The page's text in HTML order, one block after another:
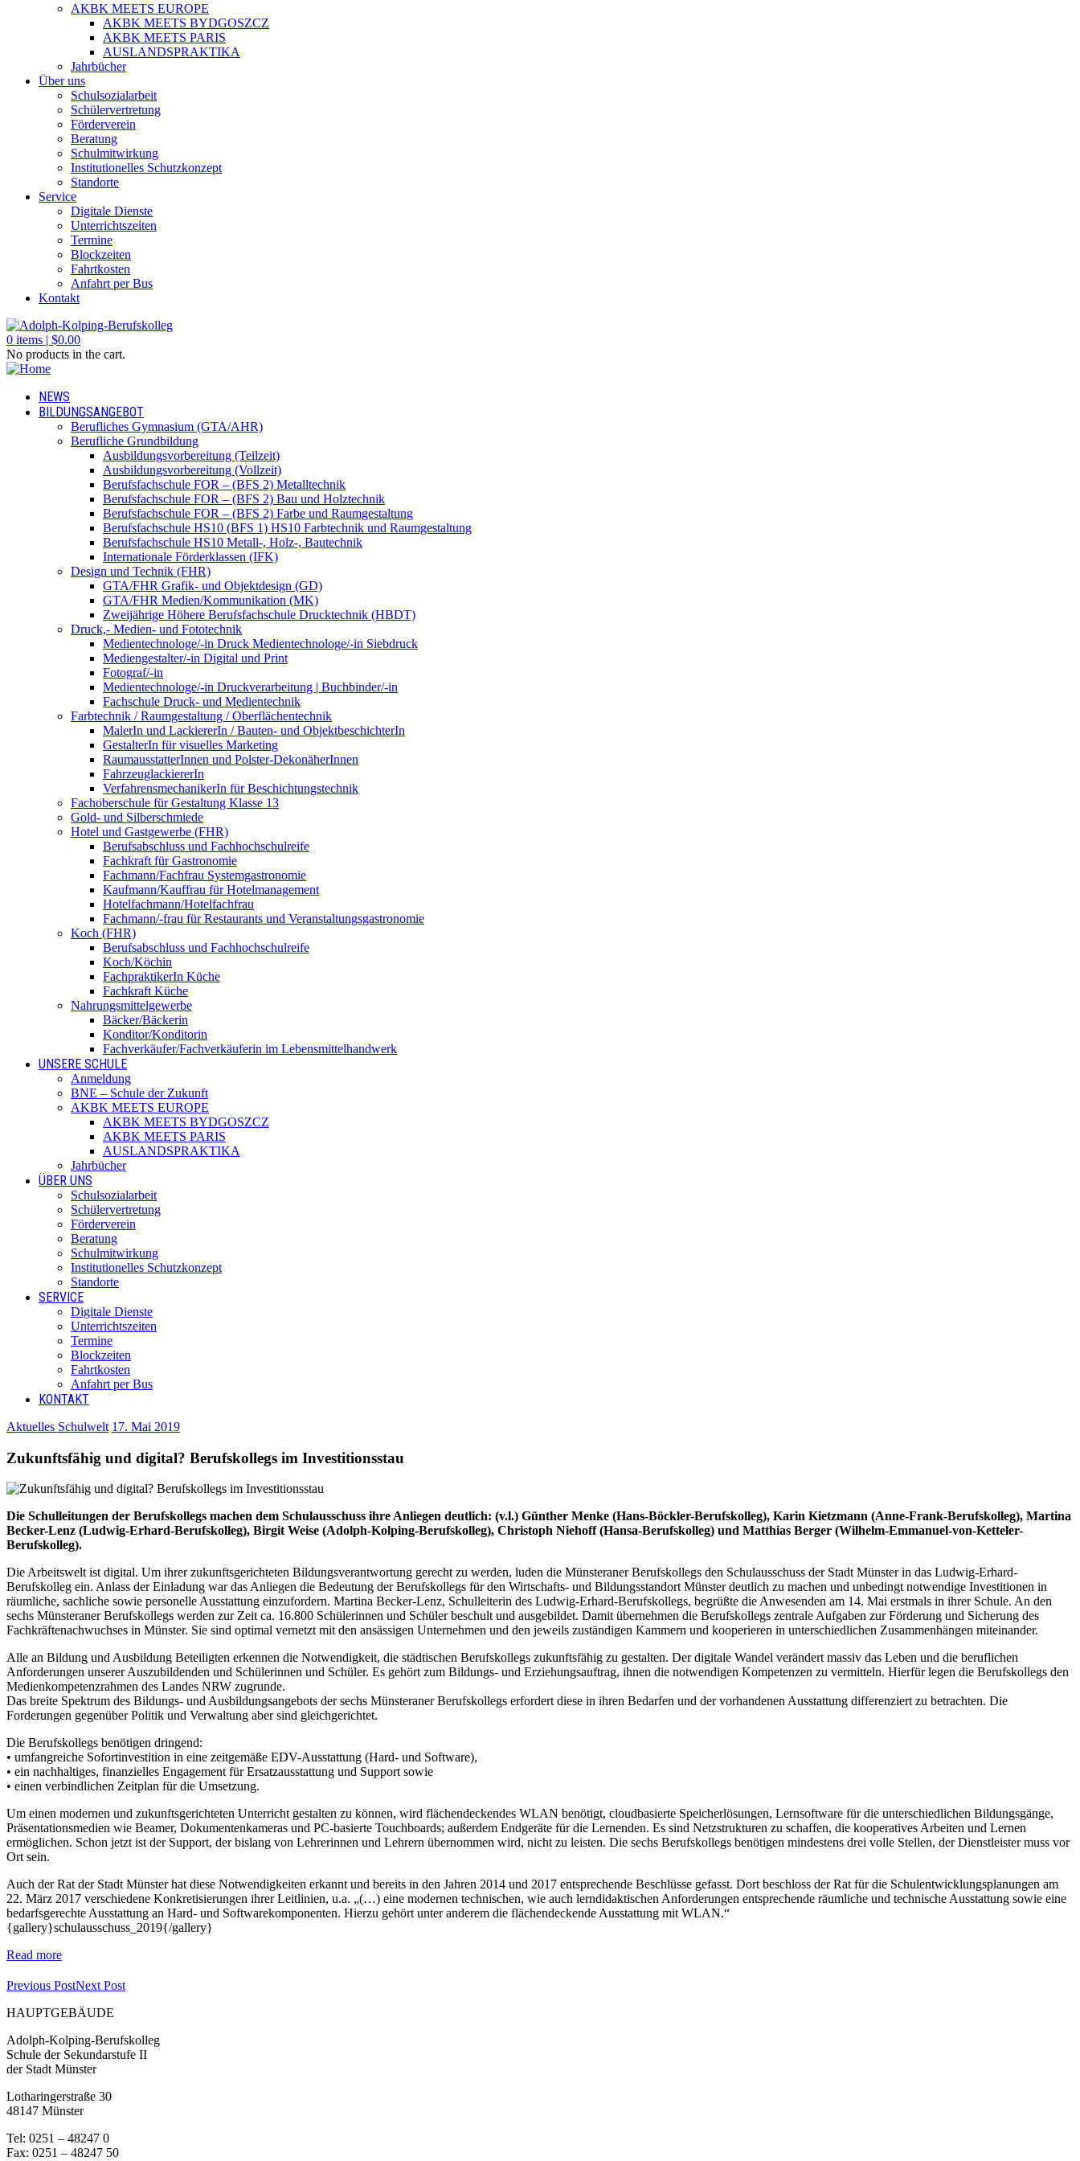
AKBK MEETS EUROPE
AKBK MEETS BYDGOSZCZ
AKBK MEETS PARIS
AUSLANDSPRAKTIKA
Jahrbücher
Über uns
Schulsozialarbeit
Schülervertretung
Förderverein
Beratung
Schulmitwirkung
Institutionelles Schutzkonzept
Standorte
Service
Digitale Dienste
Unterrichtszeiten
Termine
Blockzeiten
Fahrtkosten
Anfahrt per Bus
Kontakt
0 items | $0.00
No products in the cart.
NEWS
BILDUNGSANGEBOT
Berufliches Gymnasium (GTA/AHR)
Berufliche Grundbildung
Ausbildungsvorbereitung (Teilzeit)
Ausbildungsvorbereitung (Vollzeit)
Berufsfachschule FOR – (BFS 2) Metalltechnik
Berufsfachschule FOR – (BFS 2) Bau und Holztechnik
Berufsfachschule FOR – (BFS 2) Farbe und Raumgestaltung
Berufsfachschule HS10 (BFS 1) HS10 Farbtechnik und Raumgestaltung
Berufsfachschule HS10 Metall-, Holz-, Bautechnik
Internationale Förderklassen (IFK)
Design und Technik (FHR)
GTA/FHR Grafik- und Objektdesign (GD)
GTA/FHR Medien/Kommunikation (MK)
Zweijährige Höhere Berufsfachschule Drucktechnik (HBDT)
Druck,- Medien- und Fototechnik
Medientechnologe/-in Druck Medientechnologe/-in Siebdruck
Mediengestalter/-in Digital und Print
Fotograf/-in
Medientechnologe/-in Druckverarbeitung | Buchbinder/-in
Fachschule Druck- und Medientechnik
Farbtechnik / Raumgestaltung / Oberflächentechnik
MalerIn und LackiererIn / Bauten- und ObjektbeschichterIn
GestalterIn für visuelles Marketing
RaumausstatterInnen und Polster-DekonäherInnen
FahrzeuglackiererIn
VerfahrensmechanikerIn für Beschichtungstechnik
Fachoberschule für Gestaltung Klasse 13
Gold- und Silberschmiede
Hotel und Gastgewerbe (FHR)
Berufsabschluss und Fachhochschulreife
Fachkraft für Gastronomie
Fachmann/Fachfrau Systemgastronomie
Kaufmann/Kauffrau für Hotelmanagement
Hotelfachmann/Hotelfachfrau
Fachmann/-frau für Restaurants und Veranstaltungsgastronomie
Koch (FHR)
Berufsabschluss und Fachhochschulreife
Koch/Köchin
FachpraktikerIn Küche
Fachkraft Küche
Nahrungsmittelgewerbe
Bäcker/Bäckerin
Konditor/Konditorin
Fachverkäufer/Fachverkäuferin im Lebensmittelhandwerk
UNSERE SCHULE
Anmeldung
BNE – Schule der Zukunft
AKBK MEETS EUROPE
AKBK MEETS BYDGOSZCZ
AKBK MEETS PARIS
AUSLANDSPRAKTIKA
Jahrbücher
ÜBER UNS
Schulsozialarbeit
Schülervertretung
Förderverein
Beratung
Schulmitwirkung
Institutionelles Schutzkonzept
Standorte
SERVICE
Digitale Dienste
Unterrichtszeiten
Termine
Blockzeiten
Fahrtkosten
Anfahrt per Bus
KONTAKT
Aktuelles Schulwelt 17. Mai 2019
Zukunftsfähig und digital? Berufskollegs im Investitionsstau
Die Schulleitungen der Berufskollegs machen dem Schulausschuss ihre Anliegen deutlich: (v.l.) Günther Menke (Hans-Böckler-Berufskolleg), Karin Kietzmann (Anne-Frank-Berufskolleg), Martina
Becker-Lenz (Ludwig-Erhard-Berufskolleg), Birgit Weise (Adolph-Kolping-Berufskolleg), Christoph Niehoff (Hansa-Berufskolleg) und Matthias Berger (Wilhelm-Emmanuel-von-Ketteler-
Berufskolleg).
Die Arbeitswelt ist digital. Um ihrer zukunftsgerichteten Bildungsverantwortung gerecht zu werden, luden die Münsteraner Berufskollegs den Schulausschuss der Stadt Münster in das Ludwig-Erhard-
Berufskolleg ein. Anlass der Einladung war das Anliegen die Bedeutung der Berufskollegs für den Wirtschafts- und Bildungsstandort Münster deutlich zu machen und unbedingt notwendige Investitionen in
räumliche, sachliche sowie personelle Ausstattung einzufordern. Martina Becker-Lenz, Schulleiterin des Ludwig-Erhard-Berufskollegs, begrüßte die Anwesenden am 14. Mai erstmals in ihrer Schule. An den
sechs Münsteraner Berufskollegs werden zur Zeit ca. 16.800 Schülerinnen und Schüler beschult und ausgebildet. Damit übernehmen die Berufskollegs zentrale Aufgaben zur Förderung und Sicherung des
Fachkräftenachwuchses in Münster. Sie sind optimal vernetzt mit den ansässigen Unternehmen und den jeweils zuständigen Kammern und kooperieren in unterschiedlichen Zusammenhängen miteinander.
Alle an Bildung und Ausbildung Beteiligten erkennen die Notwendigkeit, die städtischen Berufskollegs zukunftsfähig zu gestalten. Der digitale Wandel verändert massiv das Leben und die beruflichen
Anforderungen unserer Auszubildenden und Schülerinnen und Schüler. Es gehört zum Bildungs- und Erziehungsauftrag, ihnen die notwendigen Kompetenzen zu vermitteln. Hierfür legen die Berufskollegs den
Medienkompetenzrahmen des Landes NRW zugrunde.
Das breite Spektrum des Bildungs- und Ausbildungsangebots der sechs Münsteraner Berufskollegs erfordert diese in ihren Bedarfen und der vorhandenen Ausstattung differenziert zu betrachten. Die
Forderungen gegenüber Politik und Verwaltung aber sind gleichgerichtet.
Die Berufskollegs benötigen dringend:
• umfangreiche Sofortinvestition in eine zeitgemäße EDV-Ausstattung (Hard- und Software),
• ein nachhaltiges, finanzielles Engagement für Ersatzausstattung und Support sowie
• einen verbindlichen Zeitplan für die Umsetzung.
Um einen modernen und zukunftsgerichteten Unterricht gestalten zu können, wird flächendeckendes WLAN benötigt, cloudbasierte Speicherlösungen, Lernsoftware für die unterschiedlichen Bildungsgänge,
Präsentationsmedien wie Beamer, Dokumentenkameras und PC-basierte Touchboards; außerdem Endgeräte für die Lernenden. Es sind Netzstrukturen zu schaffen, die kooperatives Arbeiten und Lernen
ermöglichen. Schon jetzt ist der Support, der bislang von Lehrerinnen und Lehrern übernommen wird, nicht zu leisten. Die sechs Berufskollegs benötigen mindestens drei volle Stellen, der Dienstleister muss vor
Ort sein.
Auch der Rat der Stadt Münster hat diese Notwendigkeiten erkannt und bereits in den Jahren 2014 und 2017 entsprechende Beschlüsse gefasst. Dort beschloss der Rat für die Schulentwicklungsplanungen am
22. März 2017 verschiedene Konkretisierungen ihrer Leitlinien, u.a. „(…) eine modernen technischen, wie auch lerndidaktischen Anforderungen entsprechende räumliche und technische Ausstattung sowie eine
bedarfsgerechte Ausstattung an Hard- und Softwarekomponenten. Hierzu gehört unter anderem die flächendeckende Ausstattung mit WLAN.“
{gallery}schulausschuss_2019{/gallery}
Read more
Previous PostNext Post
HAUPTGEBÄUDE
Adolph-Kolping-Berufskolleg
Schule der Sekundarstufe II
der Stadt Münster
Lotharingerstraße 30
48147 Münster
Tel: 0251 – 48247 0
Fax: 0251 – 48247 50